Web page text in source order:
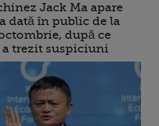
Jack Ma apare
dată în public de la
după ce
a trezit suspiciuni